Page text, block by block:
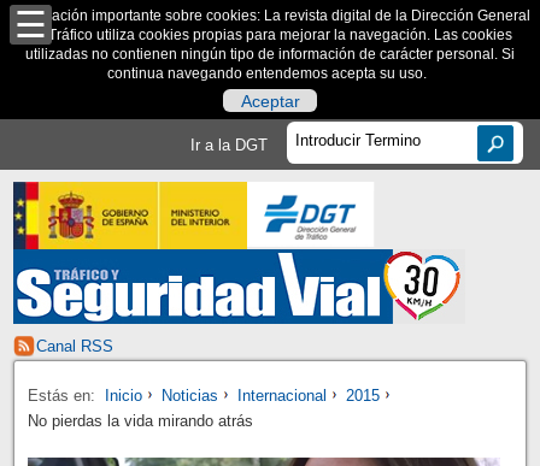
Información importante sobre cookies: La revista digital de la Dirección General
de Tráfico utiliza cookies propias para mejorar la navegación. Las cookies
utilizadas no contienen ningún tipo de información de carácter personal. Si
continua navegando entendemos acepta su uso.
Aceptar
Ir a la DGT
Canal RSS
Estás en: Inicio Noticias Internacional
2015
No pierdas la vida mirando atrás